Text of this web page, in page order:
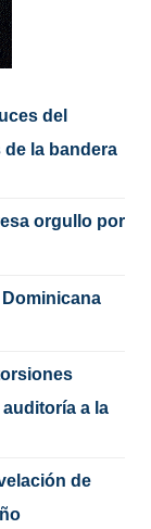
del
la bandera
orgullo por
a la
de